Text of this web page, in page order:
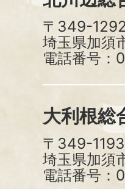
〒349-1292
埼玉県加須
電話番号：
大利根総
〒349-1193
埼玉県加須
電話番号：